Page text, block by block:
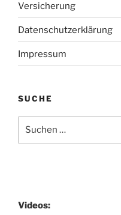
Versicherung
Datenschutzerklärung
Impressum
SUCHE
nach:
Videos: